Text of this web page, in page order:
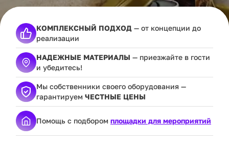
КОМПЛЕКСНЫЙ ПОДХОД — от концепции до
реализации
НАДЕЖНЫЕ МАТЕРИАЛЫ — приезжайте в гости
и убедитесь!
Мы собственники своего оборудования —
гарантируем ЧЕСТНЫЕ ЦЕНЫ
Помощь с подбором площадки для мероприятий